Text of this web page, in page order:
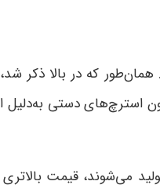
همان‌طور که در بالا
استرچ‌های دستی
می‌شوند، قیمت بالاتری